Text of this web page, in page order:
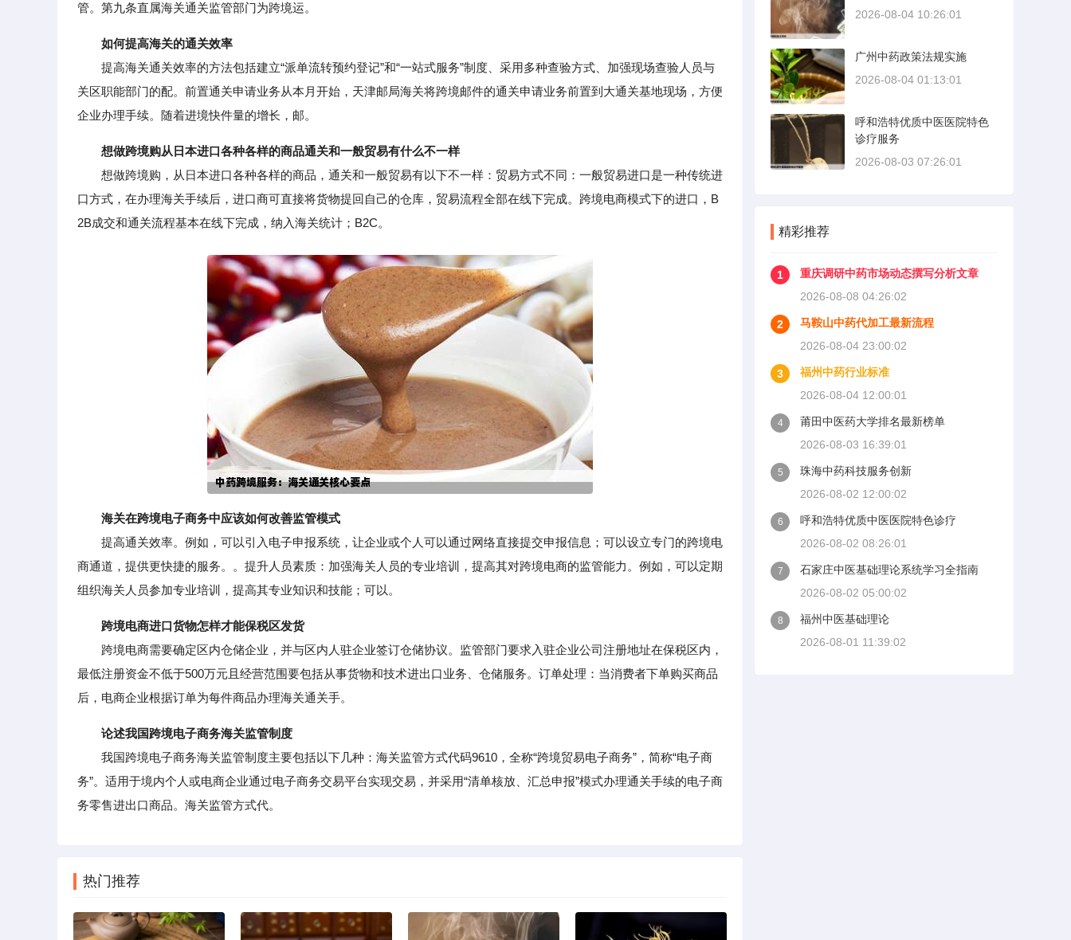
管。第九条直属海关通关监管部门为跨境运。
如何提高海关的通关效率
提高海关通关效率的方法包括建立“派单流转预约登记”和“一站式服务”制度、采用多种查验方式、加强现场查验人员与
关区职能部门的配。前置通关申请业务从本月开始，天津邮局海关将跨境邮件的通关申请业务前置到大通关基地现场，方便
企业办理手续。随着进境快件量的增长，邮。
想做跨境购从日本进口各种各样的商品通关和一般贸易有什么不一样
想做跨境购，从日本进口各种各样的商品，通关和一般贸易有以下不一样：贸易方式不同：一般贸易进口是一种传统进
口方式，在办理海关手续后，进口商可直接将货物提回自己的仓库，贸易流程全部在线下完成。跨境电商模式下的进口，B
2B成交和通关流程基本在线下完成，纳入海关统计；B2C。
海关在跨境电子商务中应该如何改善监管模式
提高通关效率。例如，可以引入电子申报系统，让企业或个人可以通过网络直接提交申报信息；可以设立专门的跨境电
商通道，提供更快捷的服务。。提升人员素质：加强海关人员的专业培训，提高其对跨境电商的监管能力。例如，可以定期
组织海关人员参加专业培训，提高其专业知识和技能；可以。
跨境电商进口货物怎样才能保税区发货
跨境电商需要确定区内仓储企业，并与区内人驻企业签订仓储协议。监管部门要求入驻企业公司注册地址在保税区内，
最低注册资金不低于500万元且经营范围要包括从事货物和技术进出口业务、仓储服务。订单处理：当消费者下单购买商品
后，电商企业根据订单为每件商品办理海关通关手。
论述我国跨境电子商务海关监管制度
我国跨境电子商务海关监管制度主要包括以下几种：海关监管方式代码9610，全称“跨境贸易电子商务”，简称“电子商
务”。适用于境内个人或电商企业通过电子商务交易平台实现交易，并采用“清单核放、汇总申报”模式办理通关手续的电子商
务零售进出口商品。海关监管方式代。
热门推荐
2026-08-04 10:26:01
广州中药政策法规实施
2026-08-04 01:13:01
呼和浩特优质中医医院特色
诊疗服务
2026-08-03 07:26:01
精彩推荐
1
重庆调研中药市场动态撰写分析文章
2026-08-08 04:26:02
2
马鞍山中药代加工最新流程
2026-08-04 23:00:02
3
福州中药行业标准
2026-08-04 12:00:01
4
莆田中医药大学排名最新榜单
2026-08-03 16:39:01
5
珠海中药科技服务创新
2026-08-02 12:00:02
6
呼和浩特优质中医医院特色诊疗
2026-08-02 08:26:01
7
石家庄中医基础理论系统学习全指南
2026-08-02 05:00:02
8
福州中医基础理论
2026-08-01 11:39:02